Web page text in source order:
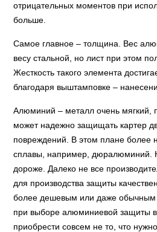
отрицательных моментов при
больше.
Самое главное – толщина. Вес
весу стальной, но лист при этом
Жесткость такого элемента
благодаря выштамповке –
Алюминий – металл очень мягкий,
может надежно защищать картер
повреждений. В этом плане
сплавы, например, дюралюминий.
дороже. Далеко не все
для производства защиты
более дешевым или даже
при выборе алюминиевой защиты
приобрести совсем не то, что нужно.